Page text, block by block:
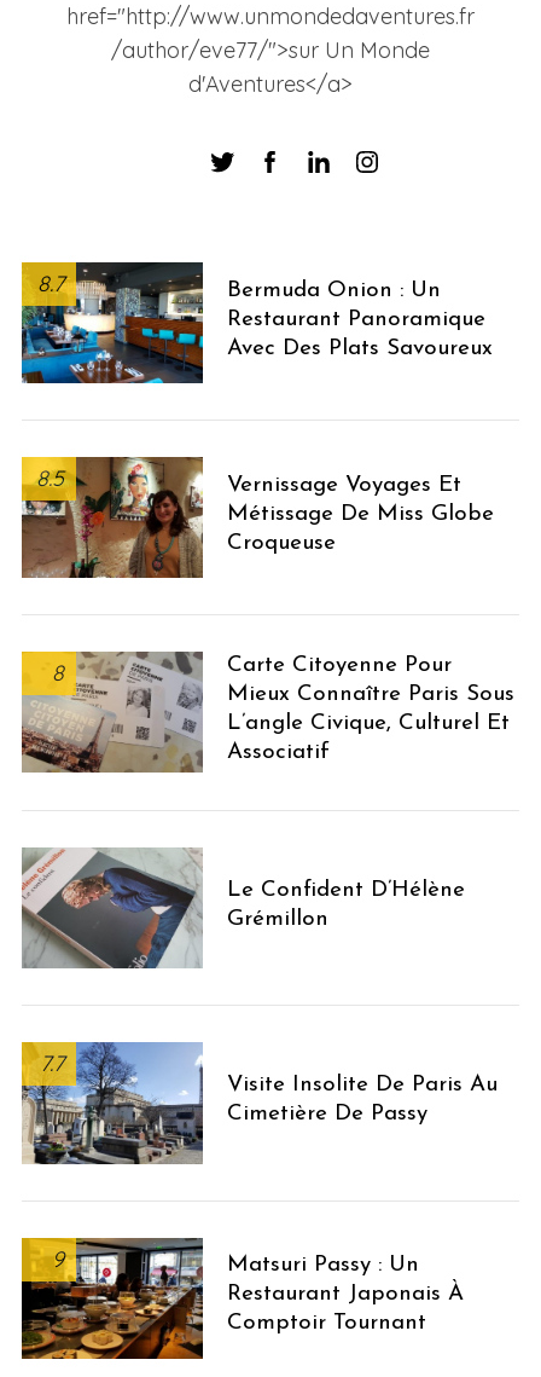
href="http://www.unmondedaventures.fr
/author/eve77/">sur Un Monde
d'Aventures</a>
8.7
Bermuda Onion : Un
Restaurant Panoramique
Avec Des Plats Savoureux
8.5
Vernissage Voyages Et
Métissage De Miss Globe
Croqueuse
8
Carte Citoyenne Pour
Mieux Connaître Paris Sous
L’angle Civique, Culturel Et
Associatif
Le Confident D’Hélène
Grémillon
7.7
Visite Insolite De Paris Au
Cimetière De Passy
9
Matsuri Passy : Un
Restaurant Japonais À
Comptoir Tournant